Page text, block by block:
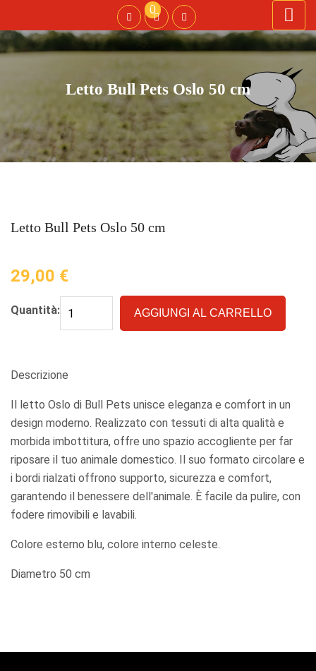
0
Letto Bull Pets Oslo 50 cm
Letto Bull Pets Oslo 50 cm
29,00 €
Quantità: AGGIUNGI AL CARRELLO
Descrizione
Il letto Oslo di Bull Pets unisce eleganza e comfort in un
design moderno. Realizzato con tessuti di alta qualità e
morbida imbottitura, offre uno spazio accogliente per far
riposare il tuo animale domestico. Il suo formato circolare e
i bordi rialzati offrono supporto, sicurezza e comfort,
garantendo il benessere dell'animale. È facile da pulire, con
fodere rimovibili e lavabili.
Colore esterno blu, colore interno celeste.
Diametro 50 cm